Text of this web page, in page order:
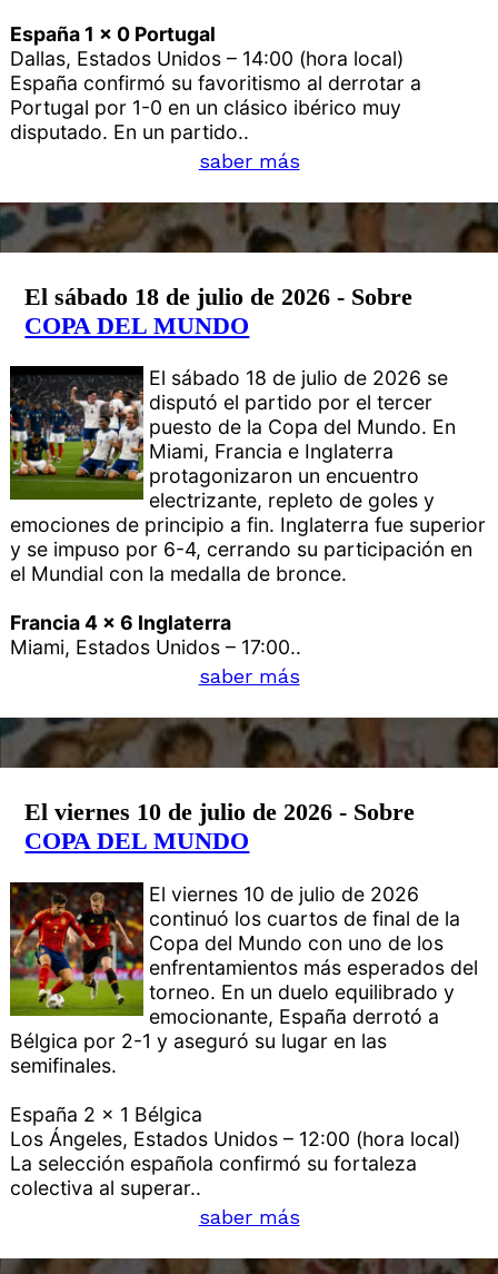
España 1 x 0 Portugal
Dallas, Estados Unidos – 14:00 (hora local)
España confirmó su favoritismo al derrotar a
Portugal por 1-0 en un clásico ibérico muy
disputado. En un partido..
saber más
El sábado 18 de julio de 2026 - Sobre
COPA DEL MUNDO
El sábado 18 de julio de 2026 se
disputó el partido por el tercer
puesto de la Copa del Mundo. En
Miami, Francia e Inglaterra
protagonizaron un encuentro
electrizante, repleto de goles y
emociones de principio a fin. Inglaterra fue superior
y se impuso por 6-4, cerrando su participación en
el Mundial con la medalla de bronce.
Francia 4 x 6 Inglaterra
Miami, Estados Unidos – 17:00..
saber más
El viernes 10 de julio de 2026 - Sobre
COPA DEL MUNDO
El viernes 10 de julio de 2026
continuó los cuartos de final de la
Copa del Mundo con uno de los
enfrentamientos más esperados del
torneo. En un duelo equilibrado y
emocionante, España derrotó a
Bélgica por 2-1 y aseguró su lugar en las
semifinales.
España 2 x 1 Bélgica
Los Ángeles, Estados Unidos – 12:00 (hora local)
La selección española confirmó su fortaleza
colectiva al superar..
saber más